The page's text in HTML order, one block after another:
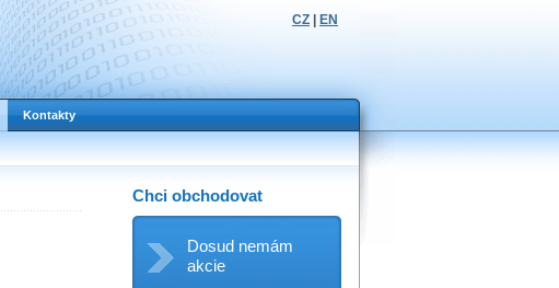
CZ EN
Kontakty
Chci obchodovat
Dosud nemám
akcie